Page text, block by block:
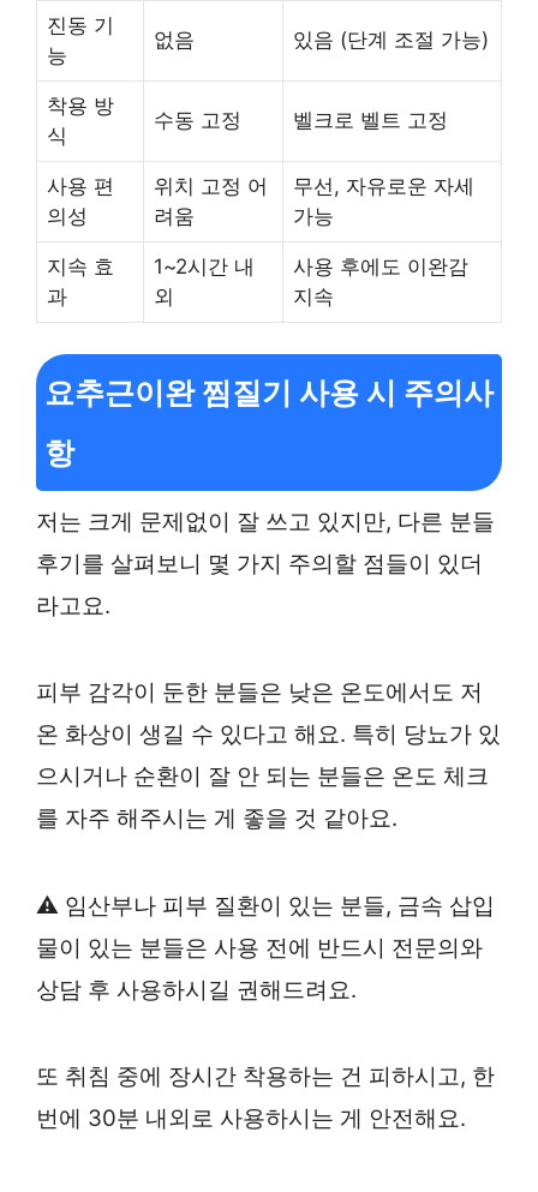
진동 기
능
없음 있음 (단계 조절 가능)
착용 방
식
수동 고정 벨크로 벨트 고정
사용 편
의성
위치 고정 어
려움
무선, 자유로운 자세
가능
지속 효
과
1~2시간 내
외
사용 후에도 이완감
지속
요추근이완 찜질기 사용 시 주의사
항
저는 크게 문제없이 잘 쓰고 있지만, 다른 분들
후기를 살펴보니 몇 가지 주의할 점들이 있더
라고요.
피부 감각이 둔한 분들은 낮은 온도에서도 저
온 화상이 생길 수 있다고 해요. 특히 당뇨가 있
으시거나 순환이 잘 안 되는 분들은 온도 체크
를 자주 해주시는 게 좋을 것 같아요.
⚠️ 임산부나 피부 질환이 있는 분들, 금속 삽입
물이 있는 분들은 사용 전에 반드시 전문의와
상담 후 사용하시길 권해드려요.
또 취침 중에 장시간 착용하는 건 피하시고, 한
번에 30분 내외로 사용하시는 게 안전해요.